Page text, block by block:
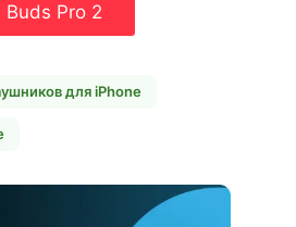
Pro 2
для iPhone